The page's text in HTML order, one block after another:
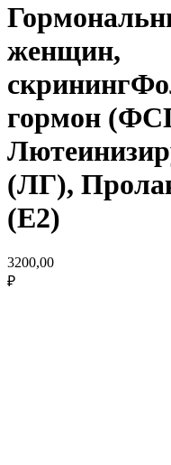
женщин,
гормон
(ЛГ),
(Е2)
3200,00
₽